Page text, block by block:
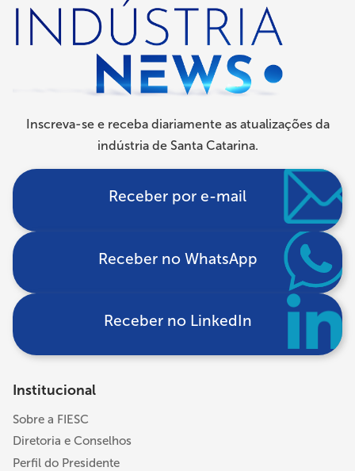
de
navegação
Inscreva-se e receba diariamente as atualizações da
indústria de Santa Catarina.
Receber por e-mail
Receber no WhatsApp
Receber no LinkedIn
Institucional
Sobre a FIESC
Diretoria e Conselhos
Perfil do Presidente